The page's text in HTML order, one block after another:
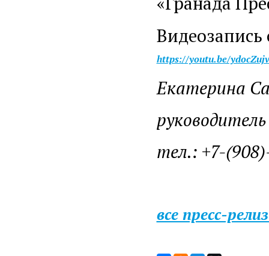
Видеозапись
https://youtu.be/
Екатерина
тел.: +7-
все пресс-